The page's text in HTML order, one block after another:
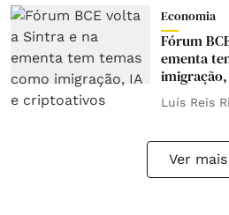
Economia
Fórum
ementa
Luís Reis
Ver mais